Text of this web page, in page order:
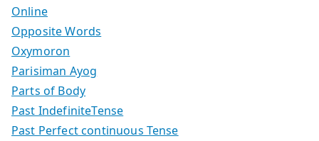
Online
Opposite Words
Oxymoron
Parisiman Ayog
Parts of Body
Past IndefiniteTense
Past Perfect continuous Tense